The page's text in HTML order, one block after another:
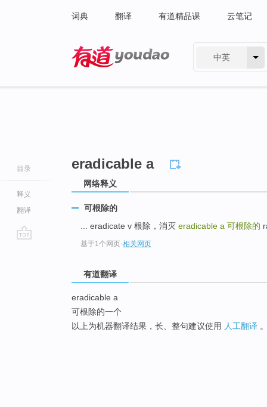
词典 翻译 有道精品课 云笔记
中英
目录
释义
翻译
eradicable a
网络释义
可根除的
... eradicate v 根除，消灭 eradicable a 可根除的
基于1个网页-相关网页
有道翻译
eradicable a
可根除的一个
以上为机器翻译结果，长、整句建议使用 人工翻译